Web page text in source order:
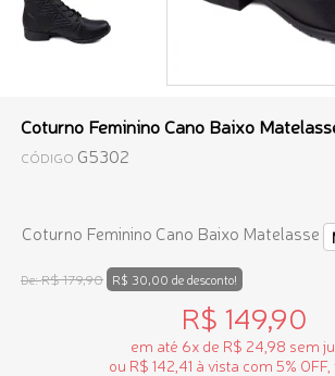
Coturno Feminino Cano Baixo
CÓDIGO G5302
Coturno Feminino Cano Baixo Matelasse
De:R$ 179,90 R$ 30,00 de desconto!
R$ 149,90
em até 6x de R$ 24,98 sem
ou R$ 142,41 à vista com 5% OFF,